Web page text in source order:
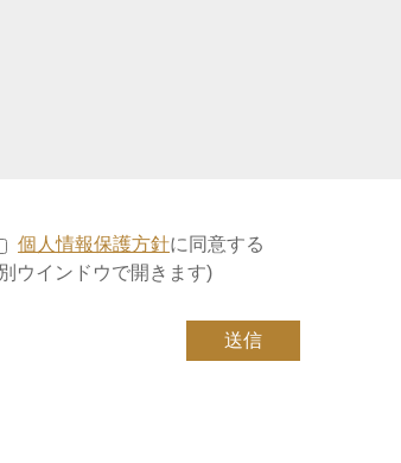
個人情報保護方針に同意する
ウインドウで開きます)